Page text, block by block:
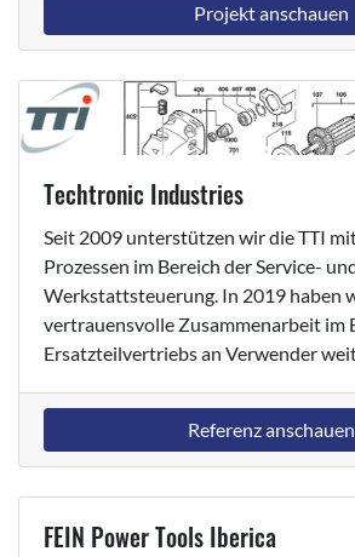
Projekt anschauen
Techtronic Industries
Seit 2009 unterstützen wir die TTI
Prozessen im Bereich der Service-
Werkstattsteuerung. In 2019 haben
vertrauensvolle Zusammenarbeit im
Ersatzteilvertriebs an Verwender
Referenz anschauen
FEIN Power Tools Iberica